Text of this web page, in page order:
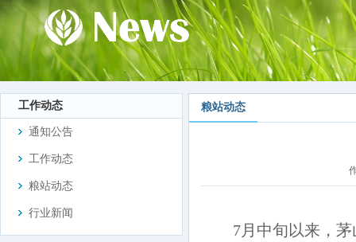
工作动态
通知公告
工作动态
粮站动态
行业新闻
粮站动态
7月中旬以来，